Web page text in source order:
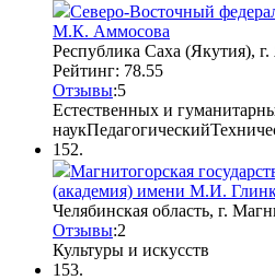
Северо-Восточный
М.К. Аммосова
Республика Саха (Якутия), г.
Рейтинг: 78.55
Отзывы:5
Естественных и
наукПедагогический
152.
Магнитогорская
(академия) имени М.И.
Челябинская область, г.
Отзывы:2
Культуры и искусств
153.